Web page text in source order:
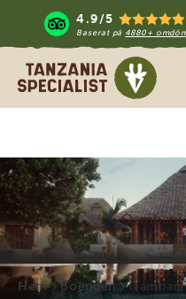
4.9/5
Baserat på 4880+
Tanzania Specialist
Qambani
Hem Boenden